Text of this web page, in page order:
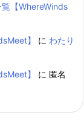
覧【WhereWinds
】
に わたり
】
に 匿名